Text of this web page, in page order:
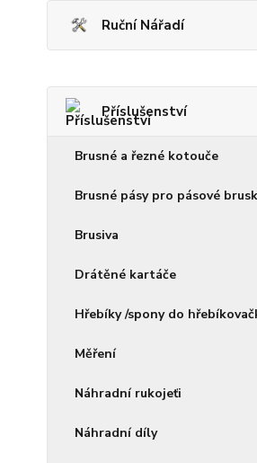
Ruční Nářadí
Příslušenství
Brusné a řezné kotouče
Brusné pásy pro pásové
Brusiva
Drátěné kartáče
Hřebíky /spony do
Měření
Náhradní rukojeťi
Náhradní díly